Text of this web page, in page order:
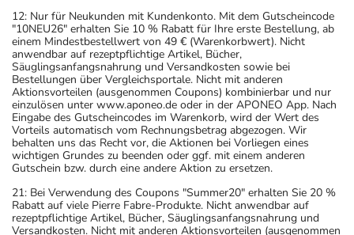
12: Nur für Neukunden mit Kundenkonto. Mit dem Gutscheincode
"10NEU26" erhalten Sie 10 % Rabatt für Ihre erste Bestellung, ab
einem Mindestbestellwert von 49 € (Warenkorbwert). Nicht
anwendbar auf rezeptpflichtige Artikel, Bücher,
Säuglingsanfangsnahrung und Versandkosten sowie bei
Bestellungen über Vergleichsportale. Nicht mit anderen
Aktionsvorteilen (ausgenommen Coupons) kombinierbar und nur
einzulösen unter www.aponeo.de oder in der APONEO App. Nach
Eingabe des Gutscheincodes im Warenkorb, wird der Wert des
Vorteils automatisch vom Rechnungsbetrag abgezogen. Wir
behalten uns das Recht vor, die Aktionen bei Vorliegen eines
wichtigen Grundes zu beenden oder ggf. mit einem anderen
Gutschein bzw. durch eine andere Aktion zu ersetzen.
21: Bei Verwendung des Coupons "Summer20" erhalten Sie 20 %
Rabatt auf viele Pierre Fabre-Produkte. Nicht anwendbar auf
rezeptpflichtige Artikel, Bücher, Säuglingsanfangsnahrung und
Versandkosten. Nicht mit anderen Aktionsvorteilen (ausgenommen